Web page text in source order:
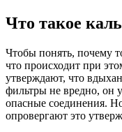
Что такое
Чтобы понять, почему
что происходит при
утверждают, что
фильтры не вредно, он
опасные соединения.
опровергают это